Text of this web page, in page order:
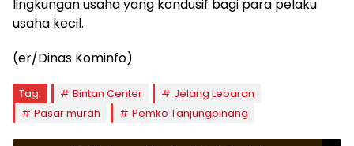
lingkungan usaha yang kondusif bagi para pelaku
usaha kecil.
(er/Dinas Kominfo)
Tag: Bintan Center
Jelang Lebaran
Pasar murah
Pemko Tanjungpinang